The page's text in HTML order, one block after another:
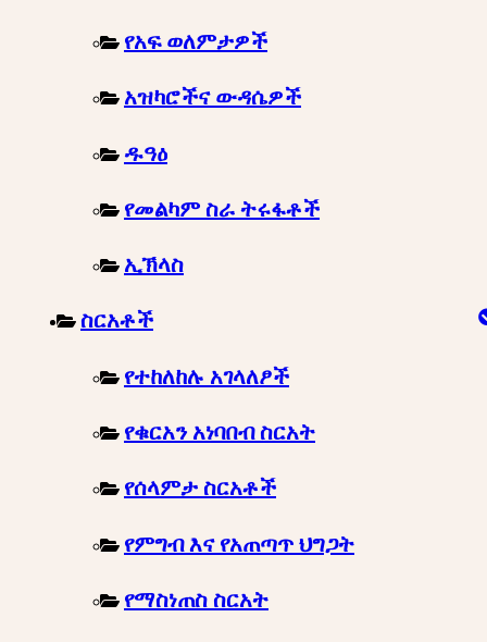
የአፍ ወለምታዎች
አዝካሮችና ውዳሴዎች
ዱዓዕ
የመልካም ስራ ትሩፋቶች
ኢኽላስ
ስርአቶች
የተከለከሉ አገላለፆች
የቁርአን አነባበብ ስርአት
የሰላምታ ስርአቶች
የምግብ እና የአጠጣጥ ህግጋት
የማስነጠስ ስርአት